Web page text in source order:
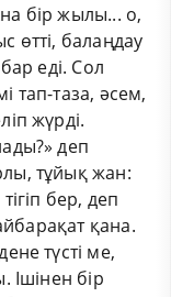
бір жылы... о,
өтті, балаңдау
еді. Сол
тап-таза, әсем,
жүрді.
деп
тұйық жан:
бер, деп
қана.
түсті ме,
Ішінен бір